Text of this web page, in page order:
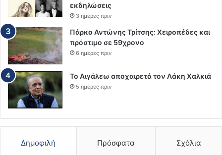
εκδηλώσεις
3 ημέρες πριν
Πάρκο Αντώνης Τρίτσης: Χειροπέδες και
πρόστιμο σε 59χρονο
6 ημέρες πριν
Το Αιγάλεω αποχαιρετά τον Λάκη Χαλκιά
5 ημέρες πριν
Δημοφιλή Πρόσφατα Σχόλια